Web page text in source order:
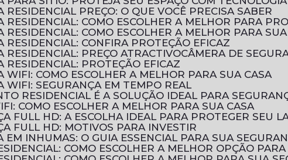
RESIDENCIAL PREÇO: O QUE VOCÊ PRECISA SABER
RESIDENCIAL: COMO ESCOLHER A MELHOR PARA
RESIDENCIAL: COMO ESCOLHER A MELHOR PARA
RESIDENCIAL: CONFIRA PROTEÇÃO EFICAZ
RESIDENCIAL: PREÇO ATRACTIVO
CÂMERA DE
RESIDENCIAL: PROTEÇÃO EFICAZ
WIFI: COMO ESCOLHER A MELHOR PARA SUA CASA
WIFI: SEGURANÇA EM TEMPO REAL
RESIDENCIAL É A SOLUÇÃO IDEAL PARA
COMO ESCOLHER A MELHOR PARA SUA CASA
FULL HD: A ESCOLHA IDEAL PARA PROTEGER SEU
FULL HD: MOTIVOS PARA INVESTIR
EM INHUMAS: O GUIA ESSENCIAL PARA SUA
COMO ESCOLHER A MELHOR OPÇÃO